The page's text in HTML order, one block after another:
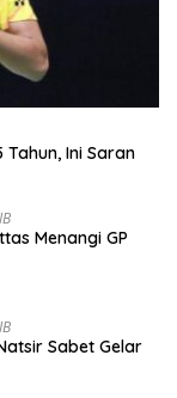
Tahun, Ini Saran
Menangi GP
Sabet Gelar